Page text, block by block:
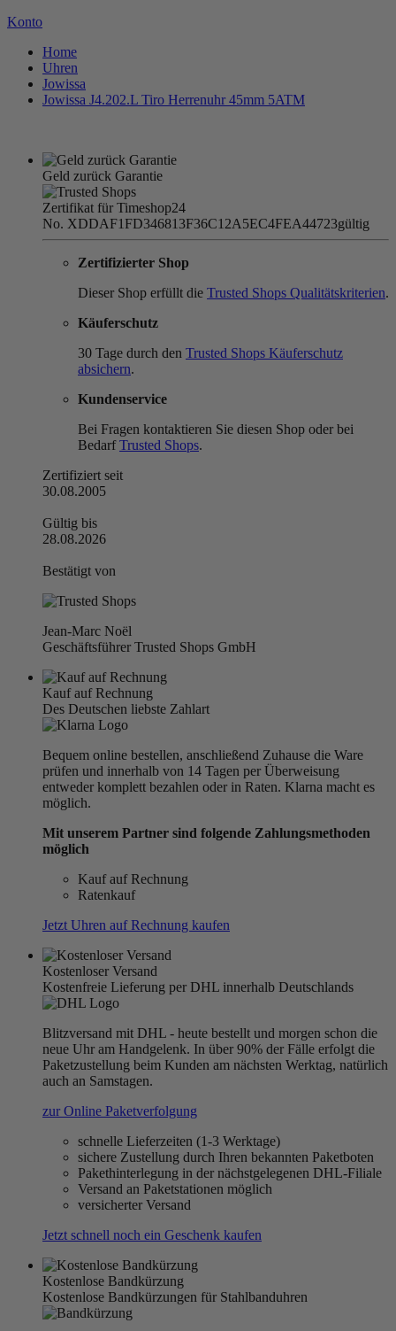
Konto
Home
Uhren
Jowissa
Jowissa J4.202.L Tiro Herrenuhr 45mm 5ATM
Geld zurück Garantie
Zertifikat für Timeshop24
No. XDDAF1FD346813F36C12A5EC4FEA44723gültig
Zertifizierter Shop
Dieser Shop erfüllt die Trusted Shops Qualitätskriterien.
Käuferschutz
30 Tage durch den Trusted Shops Käuferschutz
absichern.
Kundenservice
Bei Fragen kontaktieren Sie diesen Shop oder bei
BedarfTrusted Shops.
Zertifiziert seit
30.08.2005
Gültig bis
28.08.2026
Bestätigt von
Jean-Marc Noël
Geschäftsführer Trusted Shops GmbH
Kauf auf Rechnung
Des Deutschen liebste Zahlart
Bequem online bestellen, anschließend Zuhause die Ware
prüfen und innerhalb von 14 Tagen per Überweisung
entweder komplett bezahlen oder in Raten. Klarna macht es
möglich.
Mit unserem Partner sind folgende Zahlungsmethoden
möglich
Kauf auf Rechnung
Ratenkauf
Jetzt Uhren auf Rechnung kaufen
Kostenloser Versand
Kostenfreie Lieferung per DHL innerhalb Deutschlands
Blitzversand mit DHL - heute bestellt und morgen schon die
neue Uhr am Handgelenk. In über 90% der Fälle erfolgt die
Paketzustellung beim Kunden am nächsten Werktag, natürlich
auch an Samstagen.
zur Online Paketverfolgung
schnelle Lieferzeiten (1-3 Werktage)
sichere Zustellung durch Ihren bekannten Paketboten
Pakethinterlegung in der nächstgelegenen DHL-Filiale
Versand an Paketstationen möglich
versicherter Versand
Jetzt schnell noch ein Geschenk kaufen
Kostenlose Bandkürzung
Kostenlose Bandkürzungen für Stahlbanduhren